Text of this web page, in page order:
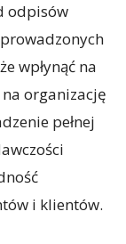
odpisów
wpłynąć na
organizację
pełnej
i klientów.